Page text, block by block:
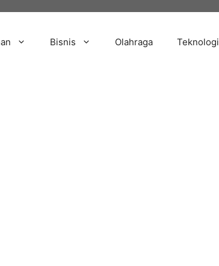
Bisnis Olahraga Teknologi